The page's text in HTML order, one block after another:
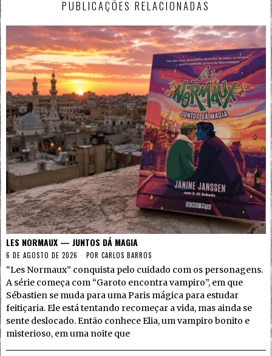
PUBLICAÇÕES RELACIONADAS
LES NORMAUX — JUNTOS DÁ MAGIA
6 DE AGOSTO DE 2026 POR CARLOS BARROS
“Les Normaux” conquista pelo cuidado com os personagens.
A série começa com “Garoto encontra vampiro”, em que
Sébastien se muda para uma Paris mágica para estudar
feitiçaria. Ele está tentando recomeçar a vida, mas ainda se
sente deslocado. Então conhece Elia, um vampiro bonito e
misterioso, em uma noite que